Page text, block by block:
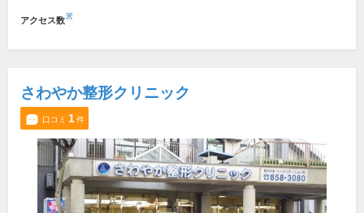
アクセス数※
さわやか整形クリニック
口コミ 1件